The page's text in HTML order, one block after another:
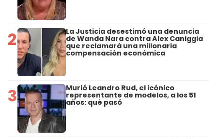
2 La Justicia desestimó una denuncia
de Wanda Nara contra Alex Caniggia
que reclamará una millonaria
compensación económica
3 Murió Leandro Rud, el icónico
representante de modelos, a los 51
años: qué pasó